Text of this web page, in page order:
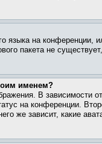
языка на конференции,
пакета не
именем?
В зависимости
на конференции.
же зависит, какие